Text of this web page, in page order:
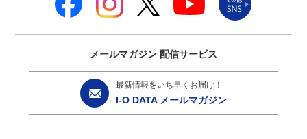
メールマガジン 配信サービス
最新情報をいち早くお届け！
I-O DATA メールマガジン